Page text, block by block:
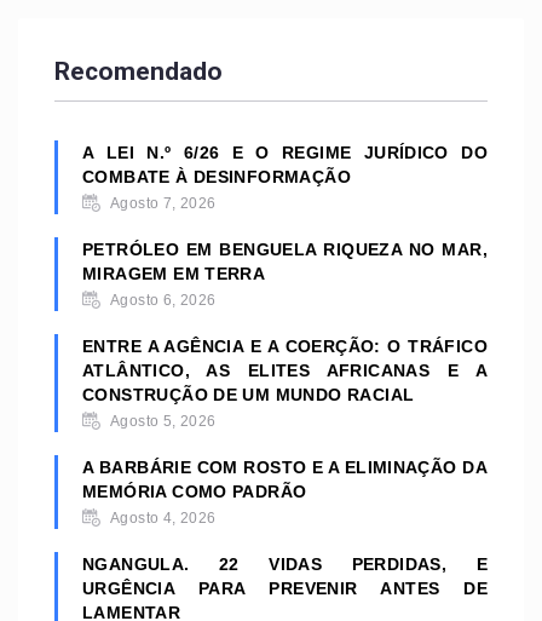
Recomendado
A LEI N.º 6/26 E O REGIME JURÍDICO DO
COMBATE À DESINFORMAÇÃO
Agosto 7, 2026
PETRÓLEO EM BENGUELA RIQUEZA NO MAR,
MIRAGEM EM TERRA
Agosto 6, 2026
ENTRE A AGÊNCIA E A COERÇÃO: O TRÁFICO
ATLÂNTICO, AS ELITES AFRICANAS E A
CONSTRUÇÃO DE UM MUNDO RACIAL
Agosto 5, 2026
A BARBÁRIE COM ROSTO E A ELIMINAÇÃO DA
MEMÓRIA COMO PADRÃO
Agosto 4, 2026
NGANGULA. 22 VIDAS PERDIDAS, E
URGÊNCIA PARA PREVENIR ANTES DE
LAMENTAR